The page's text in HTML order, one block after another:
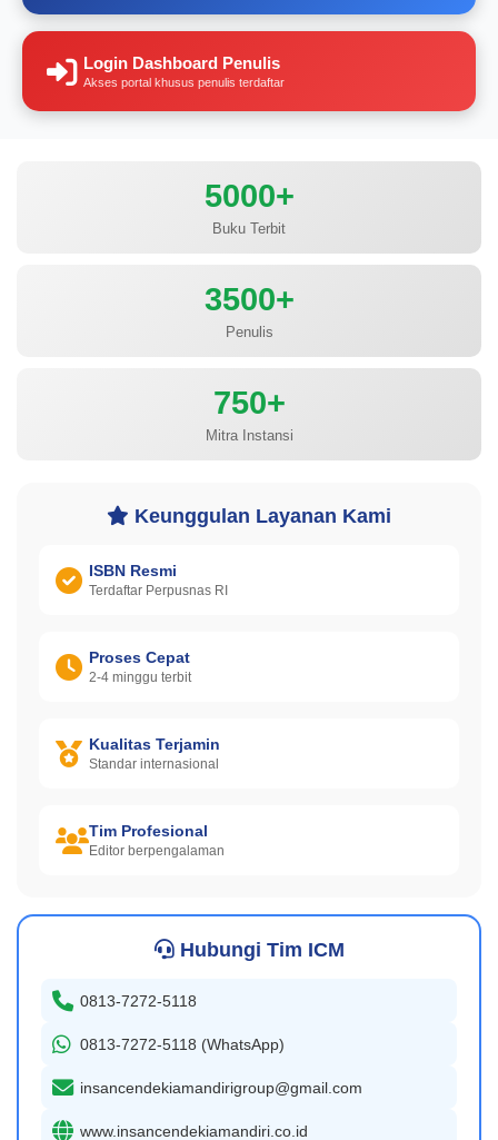
Login Dashboard Penulis
Akses portal khusus penulis terdaftar
5000+
Buku Terbit
3500+
Penulis
750+
Mitra Instansi
Keunggulan Layanan Kami
ISBN Resmi
Terdaftar Perpusnas RI
Proses Cepat
2-4 minggu terbit
Kualitas Terjamin
Standar internasional
Tim Profesional
Editor berpengalaman
Hubungi Tim ICM
0813-7272-5118
0813-7272-5118 (WhatsApp)
insancendekiamandirigroup@gmail.com
www.insancendekiamandiri.co.id